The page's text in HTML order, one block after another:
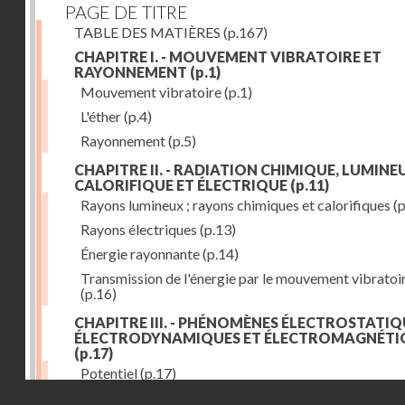
PAGE DE TITRE
TABLE DES MATIÈRES (p.167)
CHAPITRE I. - MOUVEMENT VIBRATOIRE ET
RAYONNEMENT (p.1)
Mouvement vibratoire(p.1)
L'éther(p.4)
Rayonnement(p.5)
CHAPITRE II. - RADIATION CHIMIQUE,
CALORIFIQUE ET ÉLECTRIQUE (p.11)
Rayons lumineux ; rayons chimiques et calorifiques
Rayons électriques (p.13)
Énergie rayonnante(p.14)
Transmission de l'énergie par le mouvement
(p.16)
CHAPITRE III. - PHÉNOMÈNES
ÉLECTRODYNAMIQUES ET
(p.17)
Potentiel(p.17)